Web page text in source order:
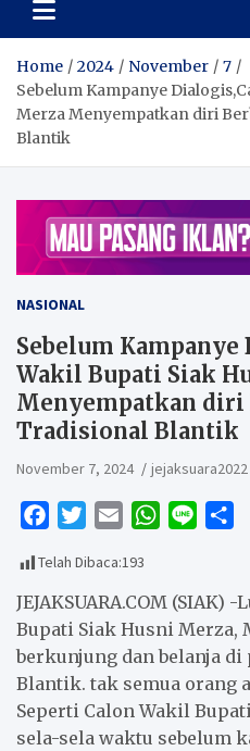
Home 2024 November
7
Sebelum Kampanye
Merza Menyempatkan diri
Blantik
NASIONAL
Sebelum
Wakil Bupati Siak
Menyempatkan diri
Tradisional Blantik
November 7, 2024 jejaksuara2022
c
e
b
o
o
k
i
t
t
e
r
a
i
l
W
t
s
A
p
p
e
r
e
Telah Dibaca:193
JEJAKSUARA.COM (SIAK)
Bupati Siak Husni
berkunjung dan belanja
Blantik. tak semua orang
Seperti Calon Wakil
sela-sela waktu sebelum